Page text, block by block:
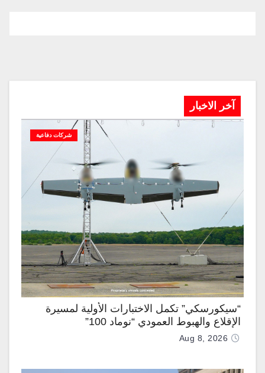
آخر الاخبار
شركات دفاعية
“سيكورسكي” تكمل الاختبارات الأولية لمسيرة
الإقلاع والهبوط العمودي “نوماد 100”
Aug 8, 2026